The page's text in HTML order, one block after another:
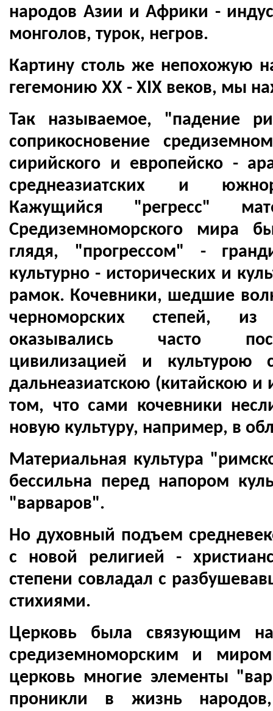
народов Азии и Африки -
монголов, турок, негров.
Картину столь же непохожую
гегемонию XX - XIX веков, мы
Так называемое, "падение
соприкосновение
сирийского и европейско -
среднеазиатских и
Кажущийся "регресс"
Средиземноморского мира
глядя, "прогрессом" -
культурно - исторических и
рамок. Кочевники, шедшие
черноморских степей, из
оказывались часто
цивилизацией и культурою
дальнеазиатскою (китайскою и
том, что сами кочевники
новую культуру, например, в
Материальная культура
бессильна перед напором
"варваров".
Но духовный подъем
с новой религией -
степени совладал с
стихиями.
Церковь была связующим
средиземноморским и
церковь многие элементы
проникли в жизнь